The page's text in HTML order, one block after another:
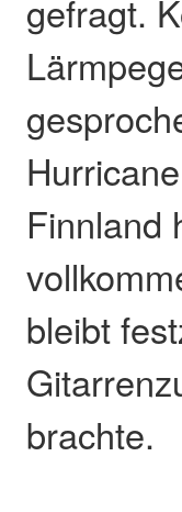
gefragt.
Finnland
bleibt
brachte.